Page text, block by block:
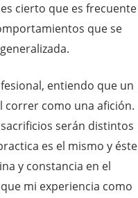
cierto que es frecuente
que se
entiendo que un
como una afición.
serán distintos
es el mismo y éste
y constancia en el
mi experiencia como